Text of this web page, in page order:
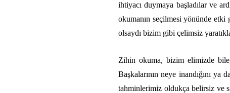
ihtiyacı duymaya başladılar ve
okumanın seçilmesi yönünde etki
olsaydı bizim gibi çelimsiz
Zihin okuma, bizim elimizde
Başkalarının neye inandığını
tahminlerimiz oldukça belirsiz ve